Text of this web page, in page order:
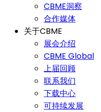
CBME洞察
合作媒体
关于CBME
展会介绍
CBME Global
上届回顾
联系我们
下载中心
可持续发展